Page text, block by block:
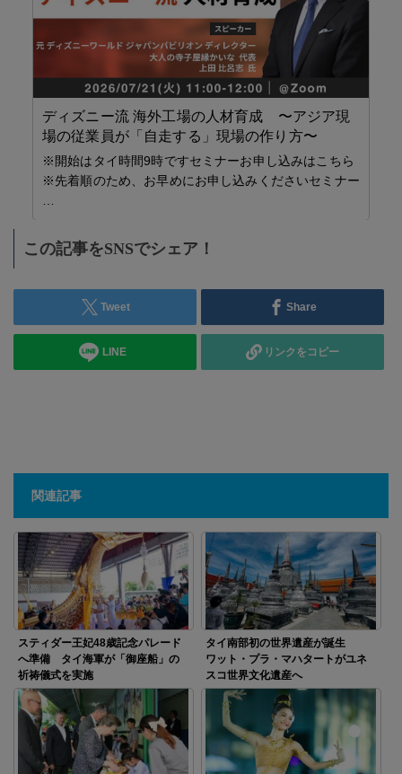
ディズニー流 海外工場の人材育成 〜アジア現
場の従業員が「自走する」現場の作り方〜
※開始はタイ時間9時ですセミナーお申し込みはこちら
※先着順のため、お早めにお申し込みくださいセミナー
この記事をSNSでシェア！
Tweet Share
LINE リンクをコピー
関連記事
スティダー王妃48歳記念パレード
へ準備 タイ海軍が「御座船」の
祈祷儀式を実施
タイ南部初の世界遺産が誕生
ワット・プラ・マハタートがユネ
スコ世界文化遺産へ